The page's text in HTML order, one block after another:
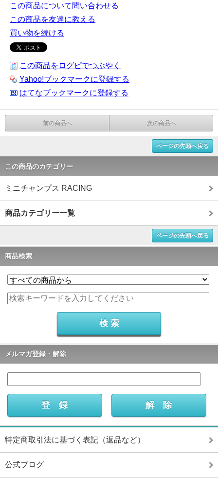
この商品について問い合わせる
この商品を友達に教える
買い物を続ける
この商品をログピでつぶやく
Yahoo!ブックマークに登録する
はてなブックマークに登録する
前の商品へ 次の商品へ
ページの先頭へ戻る
この商品のカテゴリー
ミニチャンプス RACING
商品カテゴリー一覧
ページの先頭へ戻る
商品検索
メルマガ登録・解除
特定商取引法に基づく表記（返品など）
公式ブログ